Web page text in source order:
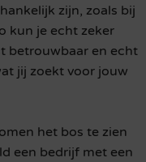
zijn, zoals bij
kun je echt zeker
betrouwbaar en echt
jij zoekt voor jouw
het bos te zien
een bedrijf met een